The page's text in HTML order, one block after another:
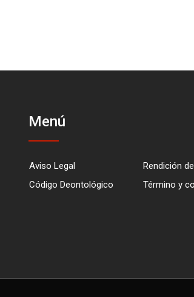
Menú
Aviso Legal
Rendición
Código Deontológico
Término y